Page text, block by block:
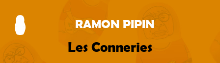
RAMON PIPIN
Les Conneries